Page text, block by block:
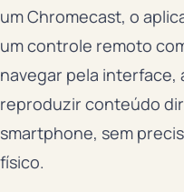
um Chromecast, o
um controle remoto
navegar pela interface,
reproduzir conteúdo
smartphone, sem
físico.